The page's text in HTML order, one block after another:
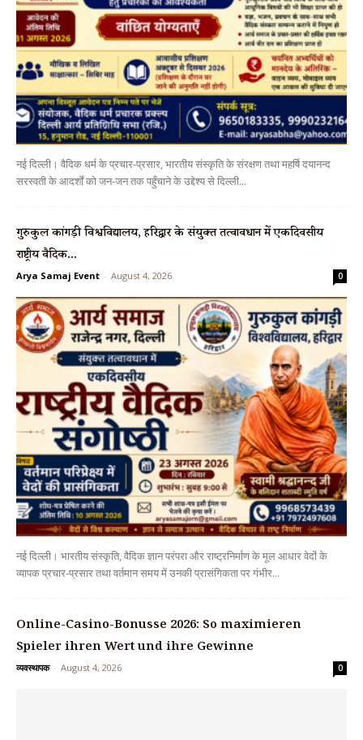
नई दिल्ली। वैदिक धर्म के प्रचार-प्रसार, भारतीय संस्कृति के संरक्षण तथा महर्षि दयानन्द
सरस्वती के आदर्शों को जन-जन तक पहुँचाने के उद्देश्य से दिल्ली...
गुरुकुल कांगड़ी विश्वविद्यालय, हरिद्वार के संयुक्त तत्वावधान में एकदिवसीय
राष्ट्रीय वैदिक...
Arya Samaj Event - August 4, 2026 0
नई दिल्ली। भारतीय संस्कृति, वैदिक ज्ञान परंपरा और राष्ट्रनिर्माण के मूल आधार वेदों के
व्यापक प्रचार-प्रसार तथा वर्तमान समय में उनकी प्रासंगिकता पर गंभीर...
Online-Casino-Bonusse 2026: So maximieren
Spieler ihren Wert und ihre Gewinne
व्यवस्थापक - August 4, 2026 0